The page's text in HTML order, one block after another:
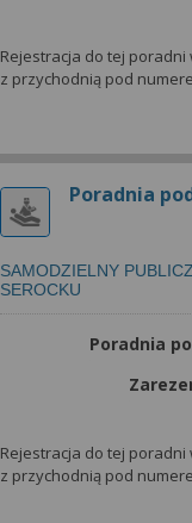
Rejestracja do tej
z przychodnią pod
Poradnia
SAMODZIELNY
SEROCKU
Poradnia
Rejestracja do tej
z przychodnią pod